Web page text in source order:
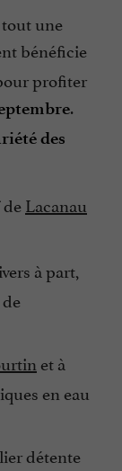
une
bénéficie
profiter
.
des
deLacanau
à part,
et à
en eau
détente